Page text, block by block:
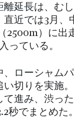
離延長は、む
直近では3月、
2500m）に出
っている。
、ローシャム
い切りを実施
て進み、渋っ
秒でまとめた。